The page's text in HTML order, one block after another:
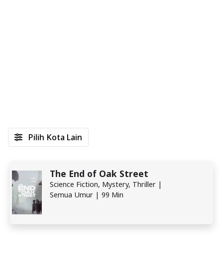
The End of Oak Street
Science Fiction, Mystery, Thriller |
Semua Umur | 99 Min
Pilih Kota Lain